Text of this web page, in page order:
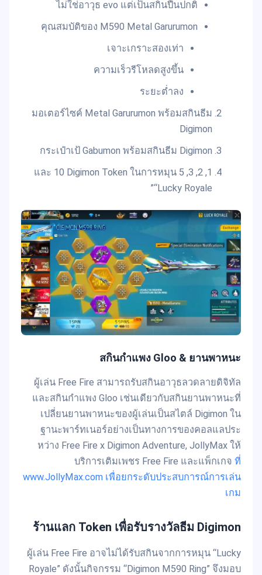
ไม่ใช่อาวุธ evo แต่เป็นสกินปืนปกติ
คุณสมบัติของ M590 Metal Garurumon
เจาะเกราะสองเท่า
ความเร็วรีโหลดสูงขึ้น
ระยะต่ำลง
มอเตอร์ไซค์ Metal Garurumon พร้อมสกินธีม
Digimon
กระเป๋าเป้ Gabumon พร้อมสกินธีม Digimon
1, 2, 3, 5 และ 10 Digimon Token ในการหมุน
“Lucky Royale”
สกินกำแพง Gloo & ยานพาหนะ
ผู้เล่น Free Fire สามารถรับสกินอาวุธลวดลายดิจิทัล
และสกินกำแพง Gloo เช่นเดียวกับสกินยานพาหนะที่
เปลี่ยนยานพาหนะของผู้เล่นเป็นสไตล์ Digimon ใน
ฐานะพาร์ทเนอร์อย่างเป็นทางการของคอลแลประ
หว่าง Free Fire x Digimon Adventure, JollyMax ให้
บริการเติมเพชร Free Fire และแพ็กเกจ ที่
www.JollyMax.com เพื่อยกระดับประสบการณ์การเล่น
เกม
ร้านแลก Token เพื่อรับรางวัลธีม Digimon
ผู้เล่น Free Fire อาจไม่ได้รับสกินจากการหมุน “Lucky
Royale” ดังนั้นกิจกรรม “Digimon M590 Ring” จึงมอบ